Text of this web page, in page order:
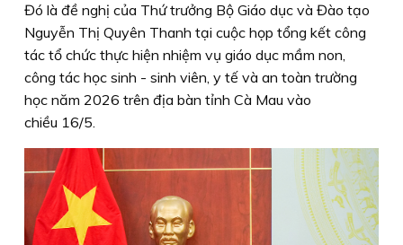
Đó là đề nghị của Thứ trưởng Bộ Giáo dục và Đào tạo
Nguyễn Thị Quyên Thanh tại cuộc họp tổng kết công
tác tổ chức thực hiện nhiệm vụ giáo dục mầm non,
công tác học sinh - sinh viên, y tế và an toàn trường
học năm 2026 trên địa bàn tỉnh Cà Mau vào
chiều 16/5.